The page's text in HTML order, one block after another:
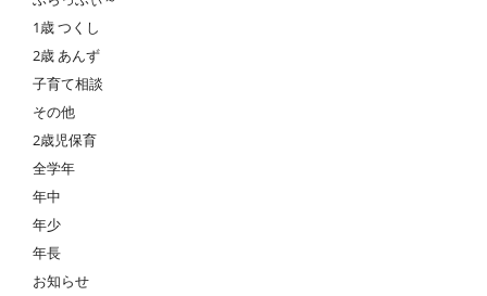
1歳 つくし
2歳 あんず
子育て相談
その他
2歳児保育
全学年
年中
年少
年長
お知らせ